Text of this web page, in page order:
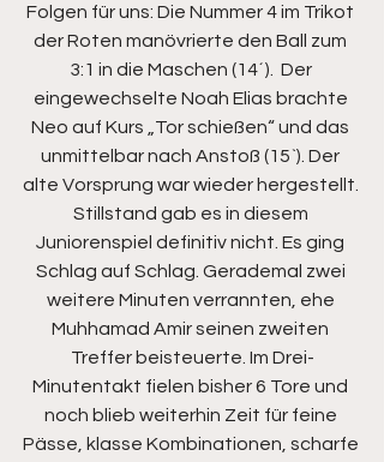
Folgen für uns: Die Nummer 4 im Trikot
der Roten manövrierte den Ball zum
3:1 in die Maschen (14´).  Der
eingewechselte Noah Elias brachte
Neo auf Kurs „Tor schießen“ und das
unmittelbar nach Anstoß (15`). Der
alte Vorsprung war wieder hergestellt.
Stillstand gab es in diesem
Juniorenspiel definitiv nicht. Es ging
Schlag auf Schlag. Gerademal zwei
weitere Minuten verrannten, ehe
Muhhamad Amir seinen zweiten
Treffer beisteuerte. Im Drei-
Minutentakt fielen bisher 6 Tore und
noch blieb weiterhin Zeit für feine
Pässe, klasse Kombinationen, scharfe